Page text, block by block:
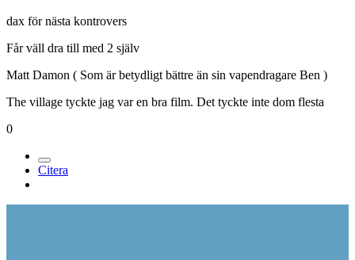
dax för nästa kontrovers
Får väll dra till med 2 själv
Matt Damon ( Som är betydligt bättre än sin vapendragare Ben )
The village tyckte jag var en bra film. Det tyckte inte dom flesta
0
Citera